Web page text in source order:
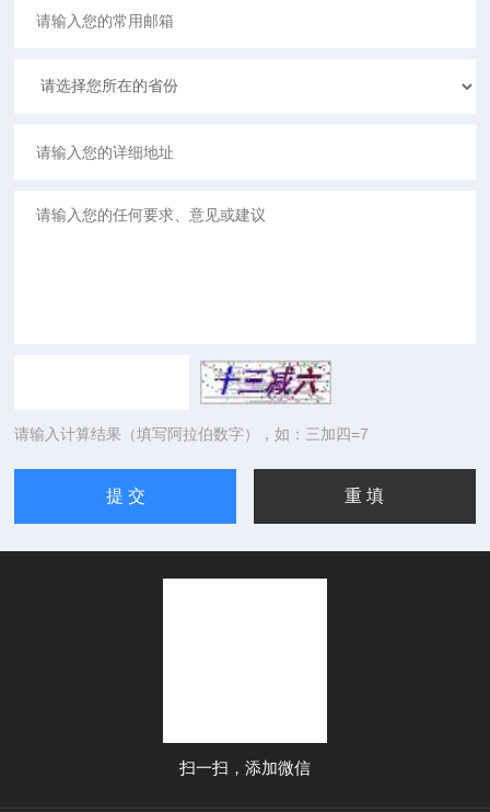
请输入计算结果（填写阿拉伯数字），如：三加四=7
扫一扫，添加微信